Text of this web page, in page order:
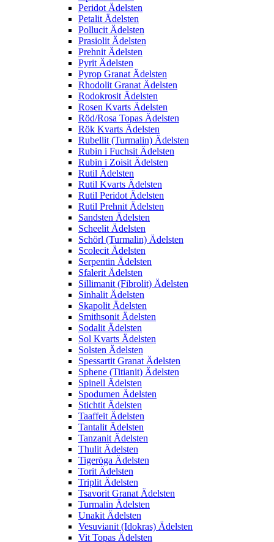
Peridot Ädelsten
Petalit Ädelsten
Pollucit Ädelsten
Prasiolit Ädelsten
Prehnit Ädelsten
Pyrit Ädelsten
Pyrop Granat Ädelsten
Rhodolit Granat Ädelsten
Rodokrosit Ädelsten
Rosen Kvarts Ädelsten
Röd/Rosa Topas Ädelsten
Rök Kvarts Ädelsten
Rubellit (Turmalin) Ädelsten
Rubin i Fuchsit Ädelsten
Rubin i Zoisit Ädelsten
Rutil Ädelsten
Rutil Kvarts Ädelsten
Rutil Peridot Ädelsten
Rutil Prehnit Ädelsten
Sandsten Ädelsten
Scheelit Ädelsten
Schörl (Turmalin) Ädelsten
Scolecit Ädelsten
Serpentin Ädelsten
Sfalerit Ädelsten
Sillimanit (Fibrolit) Ädelsten
Sinhalit Ädelsten
Skapolit Ädelsten
Smithsonit Ädelsten
Sodalit Ädelsten
Sol Kvarts Ädelsten
Solsten Ädelsten
Spessartit Granat Ädelsten
Sphene (Titianit) Ädelsten
Spinell Ädelsten
Spodumen Ädelsten
Stichtit Ädelsten
Taaffeit Ädelsten
Tantalit Ädelsten
Tanzanit Ädelsten
Thulit Ädelsten
Tigeröga Ädelsten
Torit Ädelsten
Triplit Ädelsten
Tsavorit Granat Ädelsten
Turmalin Ädelsten
Unakit Ädelsten
Vesuvianit (Idokras) Ädelsten
Vit Topas Ädelsten